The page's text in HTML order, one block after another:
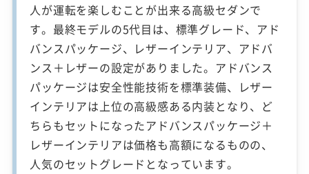
人が運転を楽しむことが出来る高級セダンで
す。最終モデルの5代目は、標準グレード、アド
バンスパッケージ、レザーインテリア、アドバ
ンス＋レザーの設定がありました。アドバンス
パッケージは安全性能技術を標準装備、レザー
インテリアは上位の高級感ある内装となり、ど
ちらもセットになったアドバンスパッケージ＋
レザーインテリアは価格も高額になるものの、
人気のセットグレードとなっています。